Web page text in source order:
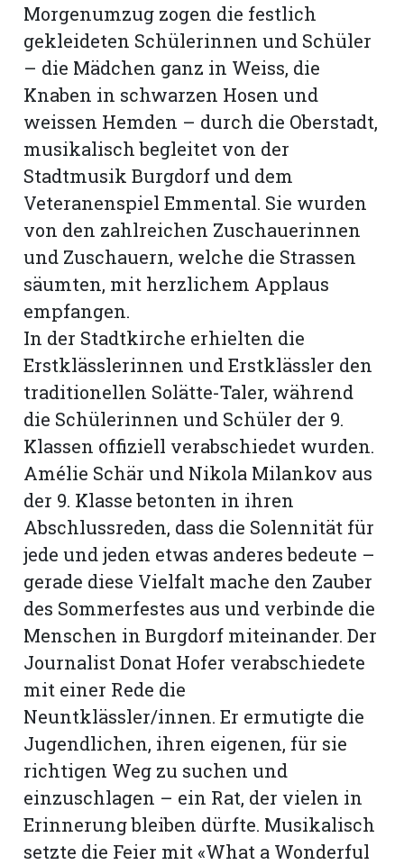
Morgenumzug zogen die festlich
gekleideten Schülerinnen und Schüler
– die Mädchen ganz in Weiss, die
Knaben in schwarzen Hosen und
weissen Hemden – durch die Oberstadt,
musikalisch begleitet von der
Stadtmusik Burgdorf und dem
Veteranenspiel Emmental. Sie wurden
von den zahlreichen Zuschauerinnen
und Zuschauern, welche die Strassen
säumten, mit herzlichem Applaus
empfangen.
In der Stadtkirche erhielten die
Erstklässlerinnen und Erstklässler den
traditionellen Solätte-Taler, während
die Schülerinnen und Schüler der 9.
Klassen offiziell verabschiedet wurden.
Amélie Schär und Nikola Milankov aus
der 9. Klasse betonten in ihren
Abschlussreden, dass die Solennität für
jede und jeden etwas anderes bedeute –
gerade diese Vielfalt mache den Zauber
des Sommerfestes aus und verbinde die
Menschen in Burgdorf miteinander. Der
Journalist Donat Hofer verabschiedete
mit einer Rede die
Neuntklässler/innen. Er ermutigte die
Jugendlichen, ihren eigenen, für sie
richtigen Weg zu suchen und
einzuschlagen – ein Rat, der vielen in
Erinnerung bleiben dürfte. Musikalisch
setzte die Feier mit «What a Wonderful